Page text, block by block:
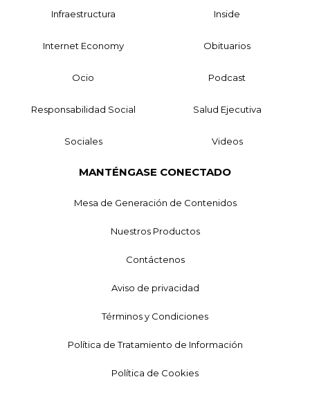
Infraestructura Inside
Internet Economy Obituarios
Ocio Podcast
Responsabilidad Social Salud Ejecutiva
Sociales Videos
MANTÉNGASE CONECTADO
Mesa de Generación de Contenidos
Nuestros Productos
Contáctenos
Aviso de privacidad
Términos y Condiciones
Política de Tratamiento de Información
Política de Cookies